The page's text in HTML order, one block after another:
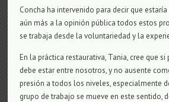
Concha ha intervenido para decir que
aún más a la opinión pública todos estos
se trabaja desde la voluntariedad y la
En la práctica restaurativa, Tania, cree que si
debe estar entre nosotros, y no ausente
presión a todos los niveles, especialmente
grupo de trabajo se mueve en este sentido,